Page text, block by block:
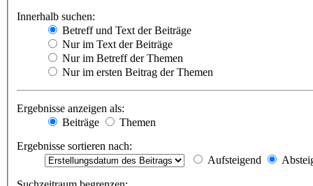
Innerhalb suchen:
Betreff und Text der Beiträge
Nur im Text der Beiträge
Nur im Betreff der Themen
Nur im ersten Beitrag der Themen
Ergebnisse anzeigen als:
Beiträge
Themen
Ergebnisse sortieren nach:
Aufsteigend